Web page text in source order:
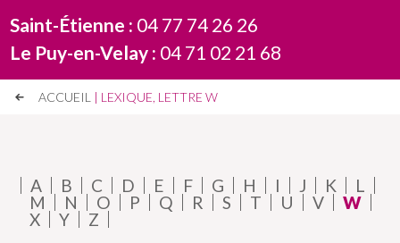
Saint-Étienne : 04 77 74 26 26
Le Puy-en-Velay : 04 71 02 21 68
ACCUEIL | LEXIQUE, LETTRE W
A B C D E F G H I J K
L
M
N O P Q R S T U V
W
X
Y Z